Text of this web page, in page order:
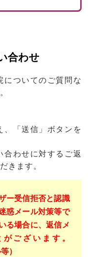
合わせ
についてのご質問な
、「送信」ボタンを
合わせに対するご返
きます。
ー受信拒否と認識
惑メール対策等で
る場合に、返信メ
ございます。
）